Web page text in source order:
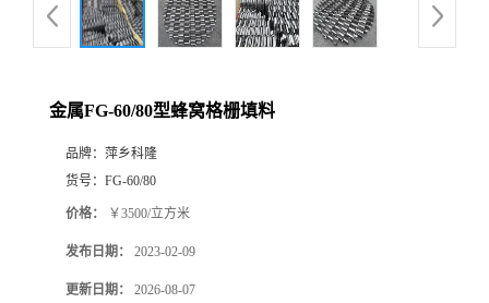
品
金属FG-60/80型蜂窝格栅填料
品牌： 萍乡科隆
货号： FG-60/80
价格： ￥3500/立方米
发布日期： 2023-02-09
更新日期： 2026-08-07